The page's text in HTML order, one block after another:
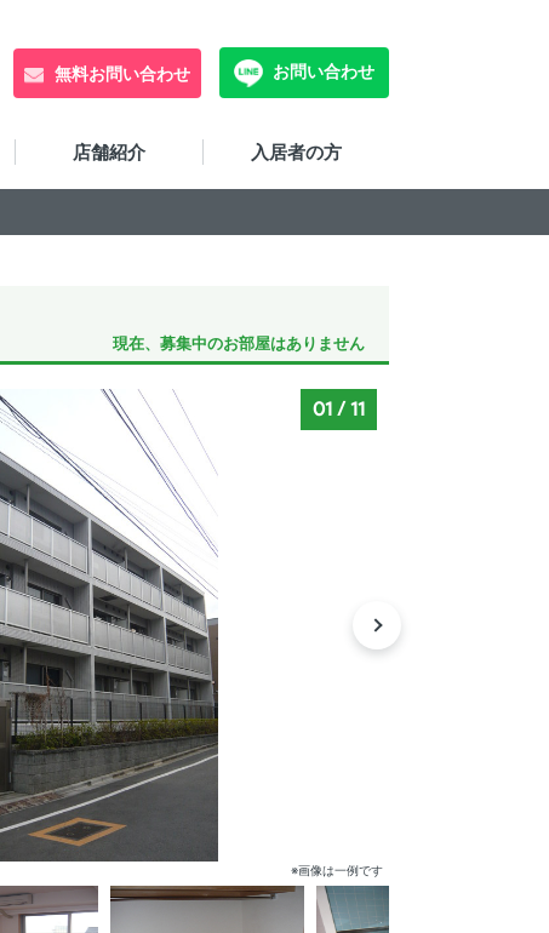
無料お問い合わせ お問い合わせ
店舗紹介 入居者の方
現在、募集中のお部屋はありません
01 /11
※画像は一例です